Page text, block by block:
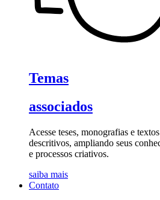
Temas
associados
Acesse teses, monografias e
descritivos, ampliando seus
e processos criativos.
saiba mais
Contato